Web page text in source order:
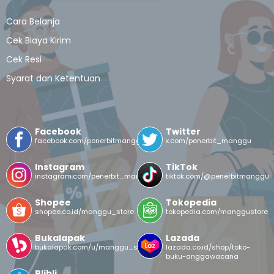
Cara Belanja
Cek Biaya Kirim
Cek Resi
Syarat dan Ketentuan
Facebook
facebook.com/penerbitmanggu
Twitter
x.com/penerbit_manggu
Instagram
instagram.com/penerbit_manggu/
TikTok
tiktok.com/@penerbitmanggu
Shopee
shopee.co.id/manggu_store
Tokopedia
tokopedia.com/manggustore
Bukalapak
bukalapak.com/u/manggu_store
Lazada
lazada.co.id/shop/toko-
buku-anggawacana